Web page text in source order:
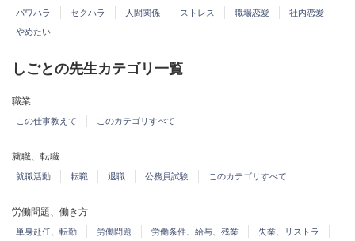
パワハラ セクハラ 人間関係 ストレス 職場恋愛
社内恋愛
やめたい
しごとの先生カテゴリ一覧
職業
この仕事教えて このカテゴリすべて
就職、転職
就職活動 転職 退職 公務員試験 このカテゴリすべて
労働問題、働き方
単身赴任、転勤 労働問題 労働条件、給与、残業
失業、リストラ